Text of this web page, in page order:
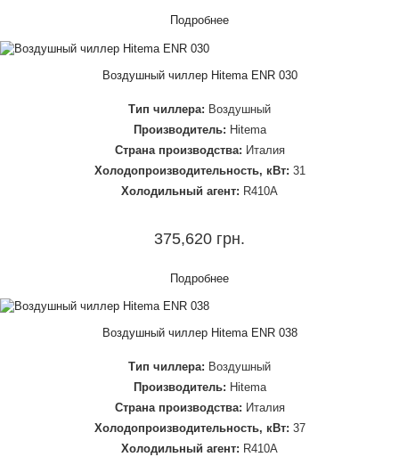
Подробнее
Воздушный чиллер Hitema ENR 030
Тип чиллера: Воздушный
Производитель: Hitema
Страна производства: Италия
Холодопроизводительность, кВт: 31
Холодильный агент: R410A
375,620 грн.
Подробнее
Воздушный чиллер Hitema ENR 038
Тип чиллера: Воздушный
Производитель: Hitema
Страна производства: Италия
Холодопроизводительность, кВт: 37
Холодильный агент: R410A